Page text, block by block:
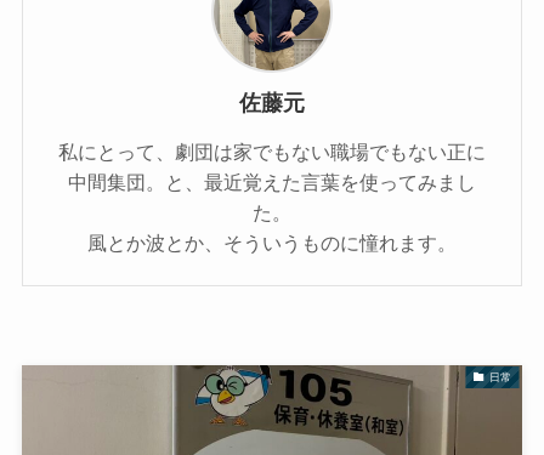
佐藤元
私にとって、劇団は家でもない職場でもない正に
中間集団。と、最近覚えた言葉を使ってみまし
た。
風とか波とか、そういうものに憧れます。
日常